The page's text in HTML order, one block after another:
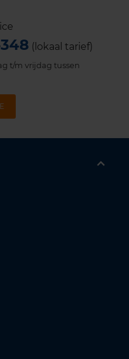
(lokaal tarief)
t/m vrijdag tussen